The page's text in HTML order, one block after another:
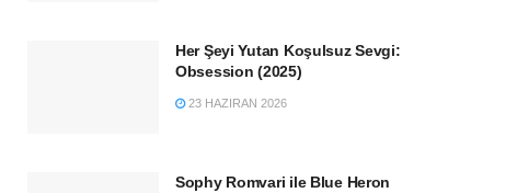
Her Şeyi Yutan Koşulsuz Sevgi:
Obsession (2025)
23 HAZIRAN 2026
Sophy Romvari ile Blue Heron